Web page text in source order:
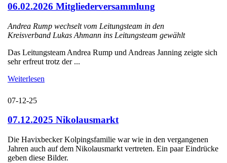
06.02.2026 Mitgliederversammlung
Andrea Rump wechselt vom Leitungsteam in den
Kreisverband Lukas Ahmann ins Leitungsteam gewählt
Das Leitungsteam Andrea Rump und Andreas Janning zeigte sich
sehr erfreut trotz der ...
Weiterlesen
07-12-25
07.12.2025 Nikolausmarkt
Die Havixbecker Kolpingsfamilie war wie in den vergangenen
Jahren auch auf dem Nikolausmarkt vertreten. Ein paar Eindrücke
geben diese Bilder.